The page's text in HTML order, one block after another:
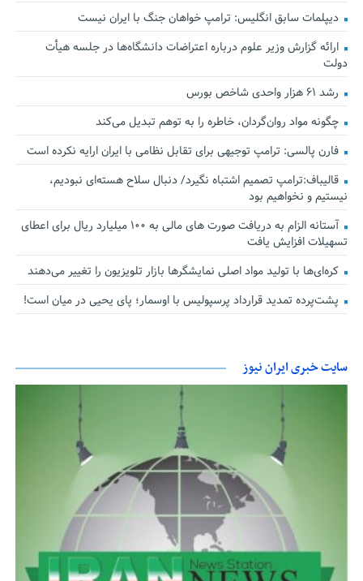
دیپلمات سابق انگلیس:‌ ترامپ خواهان جنگ با ایران نیست
ارائه گزارش وزیر علوم درباره اعتراضات دانشگاه‌ها در جلسه هیأت
دولت
رشد ۶۱ هزار واحدی شاخص بورس
چگونه مواد روان‌گردان، خاطره را به توهم تبدیل می‌کند
فارن پالسی: ترامپ توجیهی برای تقابل نظامی با ایران ارایه نکرده است
قالیباف:ترامپ تصمیم اشتباه نگیرد/ دنبال سلاح هسته‌ای نبودیم،
نیستیم و نخواهیم بود
آستانه الزام به دریافت صورت های مالی به ۱۰۰ میلیارد ریال برای اعطای
تسهیلات افزایش یافت
کره‌ای‌ها با تولید مواد اصلی نمایشگرها بازار تلویزیون را تغییر می‌دهند
پشت‌پرده تمدید قرارداد پرسپولیس با اوسمار؛ پای یحیی در میان است!
سایت خبری ایران نیوز